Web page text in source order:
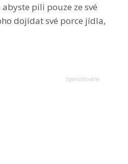
pili pouze ze své
dojídat své porce jídla,